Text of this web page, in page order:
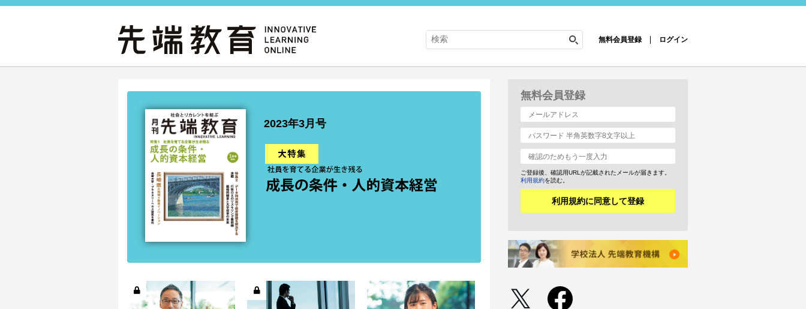
無料会員登録 ログイン
2023年3月号
無料会員登録
ご登録後、確認用URLが記載されたメールが届きます。
利用規約を読む。
利用規約に同意して登録